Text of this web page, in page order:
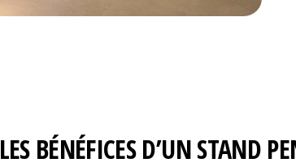
LES BÉNÉFICES D’UN STAND